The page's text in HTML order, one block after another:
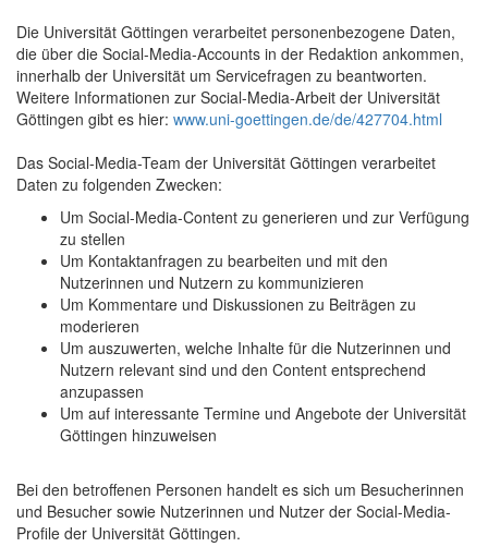
Die Universität Göttingen verarbeitet personenbezogene Daten,
die über die Social-Media-Accounts in der Redaktion ankommen,
innerhalb der Universität um Servicefragen zu beantworten.
Weitere Informationen zur Social-Media-Arbeit der Universität
Göttingen gibt es hier: www.uni-goettingen.de/de/427704.html
Das Social-Media-Team der Universität Göttingen verarbeitet
Daten zu folgenden Zwecken:
Um Social-Media-Content zu generieren und zur Verfügung
zu stellen
Um Kontaktanfragen zu bearbeiten und mit den
Nutzerinnen und Nutzern zu kommunizieren
Um Kommentare und Diskussionen zu Beiträgen zu
moderieren
Um auszuwerten, welche Inhalte für die Nutzerinnen und
Nutzern relevant sind und den Content entsprechend
anzupassen
Um auf interessante Termine und Angebote der Universität
Göttingen hinzuweisen
Bei den betroffenen Personen handelt es sich um Besucherinnen
und Besucher sowie Nutzerinnen und Nutzer der Social-Media-
Profile der Universität Göttingen.